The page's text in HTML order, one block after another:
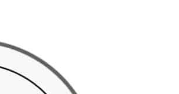
détachées pour guitares et basses